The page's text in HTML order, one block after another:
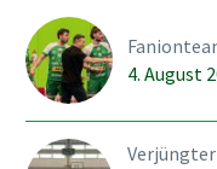
4. August